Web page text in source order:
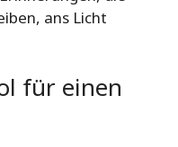
ans Licht
für einen